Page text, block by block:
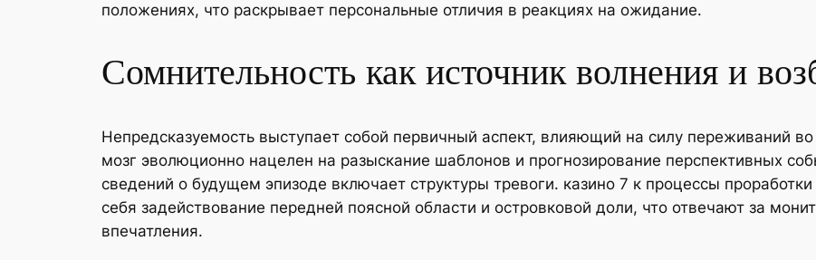
положениях, что раскрывает персональные отличия в реакциях на ожидание.
Сомнительность как источник волнения и
Непредсказуемость выступает собой первичный аспект, влияющий на силу переживаний
мозг эволюционно нацелен на разыскание шаблонов и прогнозирование перспективных
сведений о будущем эпизоде включает структуры тревоги. казино 7 к процессы
себя задействование передней поясной области и островковой доли, что отвечают за
впечатления.